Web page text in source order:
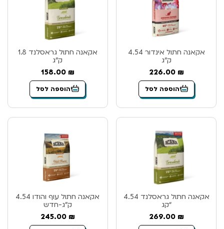
אקאנה חתול אינדור 4.54
ק”ג
226.00 ₪
הוספה לסל
אקאנה חתול גראסלנד 1.8
ק”ג
158.00 ₪
הוספה לסל
אקאנה חתול גראסלנד 4.54
“קג
269.00 ₪
אקאנה חתול עוף והודו 4.54
ק”ג-חדש
245.00 ₪